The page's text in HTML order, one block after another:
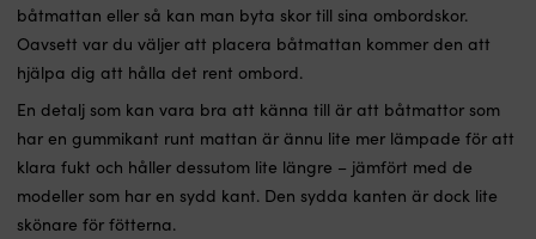
båtmattan eller så kan man byta skor till sina ombordskor.
Oavsett var du väljer att placera båtmattan kommer den att
hjälpa dig att hålla det rent ombord.
En detalj som kan vara bra att känna till är att båtmattor som
har en gummikant runt mattan är ännu lite mer lämpade för att
klara fukt och håller dessutom lite längre – jämfört med de
modeller som har en sydd kant. Den sydda kanten är dock lite
skönare för fötterna.